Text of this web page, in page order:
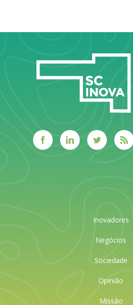
Inovadores
Negócios
Sociedade
Opinião
Missão